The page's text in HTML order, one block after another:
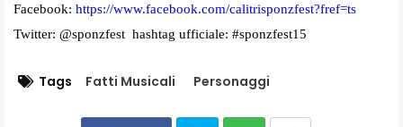
Facebook: https://www.facebook.com/calitrisponzfest?fref=ts
Twitter: @sponzfest hashtag ufficiale: #sponzfest15
Tags Fatti Musicali Personaggi